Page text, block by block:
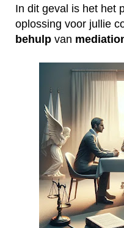
In dit geval is het het
oplossing voor jullie
behulp van